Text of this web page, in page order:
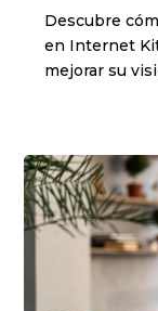
Descubre
en Internet
mejorar su